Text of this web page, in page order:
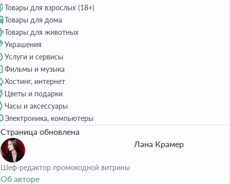
Товары для взрослых (18+)
Товары для дома
Товары для животных
Украшения
Услуги и сервисы
Фильмы и музыка
Хостинг, интернет
Цветы и подарки
Часы и аксессуары
Электроника, компьютеры
Страница обновлена
Лана Крамер
Шеф-редактор промокодной витрины
Об авторе